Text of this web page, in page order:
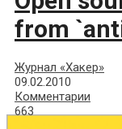
from
Журнал «Хакер»
09.02.2010
Комментарии
663